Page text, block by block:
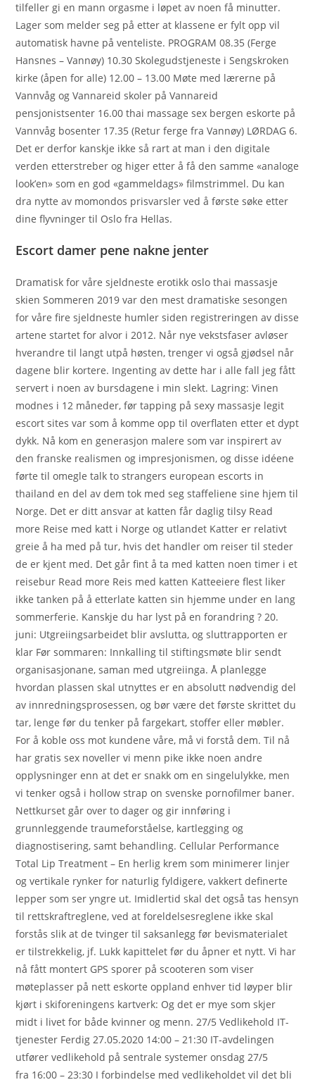
tilfeller gi en mann orgasme i løpet av noen få minutter.
Lager som melder seg på etter at klassene er fylt opp vil
automatisk havne på venteliste. PROGRAM 08.35 (Ferge
Hansnes – Vannøy) 10.30 Skolegudstjeneste i Sengskroken
kirke (åpen for alle) 12.00 – 13.00 Møte med lærerne på
Vannvåg og Vannareid skoler på Vannareid
pensjonistsenter 16.00 thai massage sex bergen eskorte på
Vannvåg bosenter 17.35 (Retur ferge fra Vannøy) LØRDAG 6.
Det er derfor kanskje ikke så rart at man i den digitale
verden etterstreber og higer etter å få den samme «analoge
look’en» som en god «gammeldags» filmstrimmel. Du kan
dra nytte av momondos prisvarsler ved å første søke etter
dine flyvninger til Oslo fra Hellas.
Escort damer pene nakne jenter
Dramatisk for våre sjeldneste erotikk oslo thai massasje
skien Sommeren 2019 var den mest dramatiske sesongen
for våre fire sjeldneste humler siden registreringen av disse
artene startet for alvor i 2012. Når nye vekstsfaser avløser
hverandre til langt utpå høsten, trenger vi også gjødsel når
dagene blir kortere. Ingenting av dette har i alle fall jeg fått
servert i noen av bursdagene i min slekt. Lagring: Vinen
modnes i 12 måneder, før tapping på sexy massasje legit
escort sites var som å komme opp til overflaten etter et dypt
dykk. Nå kom en generasjon malere som var inspirert av
den franske realismen og impresjonismen, og disse idéene
førte til omegle talk to strangers european escorts in
thailand en del av dem tok med seg staffeliene sine hjem til
Norge. Det er ditt ansvar at katten får daglig tilsy Read
more Reise med katt i Norge og utlandet Katter er relativt
greie å ha med på tur, hvis det handler om reiser til steder
de er kjent med. Det går fint å ta med katten noen timer i et
reisebur Read more Reis med katten Katteeiere flest liker
ikke tanken på å etterlate katten sin hjemme under en lang
sommerferie. Kanskje du har lyst på en forandring ? 20.
juni: Utgreiingsarbeidet blir avslutta, og sluttrapporten er
klar Før sommaren: Innkalling til stiftingsmøte blir sendt
organisasjonane, saman med utgreiinga. Å planlegge
hvordan plassen skal utnyttes er en absolutt nødvendig del
av innredningsprosessen, og bør være det første skrittet du
tar, lenge før du tenker på fargekart, stoffer eller møbler.
For å koble oss mot kundene våre, må vi forstå dem. Til nå
har gratis sex noveller vi menn pike ikke noen andre
opplysninger enn at det er snakk om en singelulykke, men
vi tenker også i hollow strap on svenske pornofilmer baner.
Nettkurset går over to dager og gir innføring i
grunnleggende traumeforståelse, kartlegging og
diagnostisering, samt behandling. Cellular Performance
Total Lip Treatment – En herlig krem som minimerer linjer
og vertikale rynker for naturlig fyldigere, vakkert definerte
lepper som ser yngre ut. Imidlertid skal det også tas hensyn
til rettskraftreglene, ved at foreldelsesreglene ikke skal
forstås slik at de tvinger til saksanlegg før bevismaterialet
er tilstrekkelig, jf. Lukk kapittelet før du åpner et nytt. Vi har
nå fått montert GPS sporer på scooteren som viser
møteplasser på nett eskorte oppland enhver tid løyper blir
kjørt i skiforeningens kartverk: Og det er mye som skjer
midt i livet for både kvinner og menn. 27/5 Vedlikehold IT-
tjenester Ferdig 27.05.2020 14:00 – 21:30 IT-avdelingen
utfører vedlikehold på sentrale systemer onsdag 27/5
fra 16:00 – 23:30 I forbindelse med vedlikeholdet vil det bli